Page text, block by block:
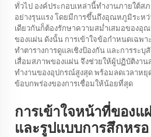
ทั่วไป องค์ประกอบเหล่านี้ทำงานภายใต้ส
อย่างรุนแรง โดยมีการขึ้นถึงอุณหภูมิระห
เดียวกันก็ต้องรักษาความสม่ำเสมอของ
ของแผ่น ดังนั้น การเข้าใจข้อกำหนดเฉพา
ทำตารางการดูแลเชิงป้องกัน และการระ
เสื่อมสภาพของแผ่น จึงช่วยให้ผู้ปฏิบัติงา
ทำงานของอุปกรณ์สูงสุด พร้อมลดเวลาห
ข้อบกพร่องของการเชื่อมให้น้อยที่สุด
การเข้าใจหน้าที่ของ
และรูปแบบการสึกหรอ